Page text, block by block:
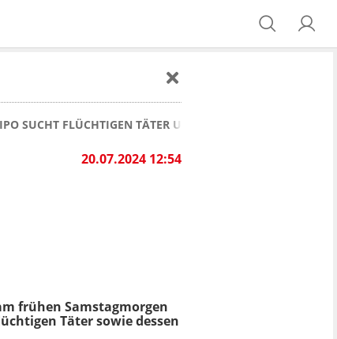
SUCHT FLÜCHTIGEN TÄTER UND BEGLEITER!
20.07.2024 12:54
frühen Samstagmorgen
Täter sowie dessen